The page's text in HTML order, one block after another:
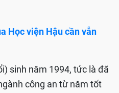
Học viện Hậu cần vẫn
sinh năm 1994, tức là đã
công an từ năm tốt